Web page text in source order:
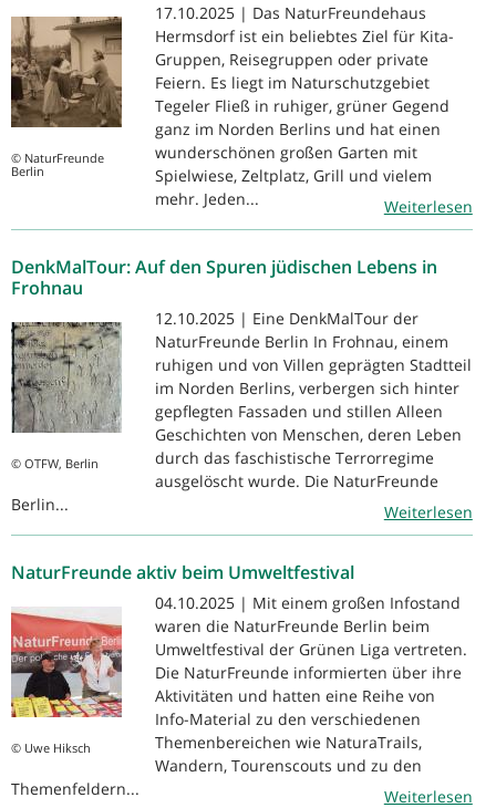
© NaturFreunde
Berlin
17.10.2025 | Das NaturFreundehaus
Hermsdorf ist ein beliebtes Ziel für Kita-
Gruppen, Reisegruppen oder private
Feiern. Es liegt im Naturschutzgebiet
Tegeler Fließ in ruhiger, grüner Gegend
ganz im Norden Berlins und hat einen
wunderschönen großen Garten mit
Spielwiese, Zeltplatz, Grill und vielem
mehr. Jeden...
Weiterlesen
DenkMalTour: Auf den Spuren jüdischen Lebens in
Frohnau
© OTFW, Berlin
12.10.2025 | Eine DenkMalTour der
NaturFreunde Berlin In Frohnau, einem
ruhigen und von Villen geprägten Stadtteil
im Norden Berlins, verbergen sich hinter
gepflegten Fassaden und stillen Alleen
Geschichten von Menschen, deren Leben
durch das faschistische Terrorregime
ausgelöscht wurde. Die NaturFreunde
Berlin...
Weiterlesen
NaturFreunde aktiv beim Umweltfestival
© Uwe Hiksch
04.10.2025 | Mit einem großen Infostand
waren die NaturFreunde Berlin beim
Umweltfestival der Grünen Liga vertreten.
Die NaturFreunde informierten über ihre
Aktivitäten und hatten eine Reihe von
Info-Material zu den verschiedenen
Themenbereichen wie NaturaTrails,
Wandern, Tourenscouts und zu den
Themenfeldern...
Weiterlesen